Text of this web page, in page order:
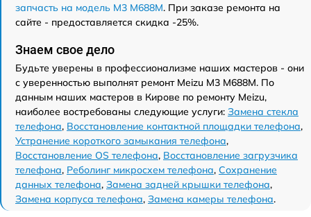
запчасть на модель M3 M688M. При заказе ремонта на
сайте - предоставляется скидка -25%.
Знаем свое дело
Будьте уверены в профессионализме наших мастеров - они
с уверенностью выполнят ремонт Meizu M3 M688M. По
данным наших мастеров в Кирове по ремонту Meizu,
наиболее востребованы следующие услуги: Замена стекла
телефона, Восстановление контактной площадки телефона,
Устранение короткого замыкания телефона,
Восстановление OS телефона, Восстановление загрузчика
телефона, Реболинг микросхем телефона, Сохранение
данных телефона, Замена задней крышки телефона,
Замена корпуса телефона, Замена камеры телефона.